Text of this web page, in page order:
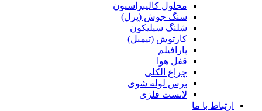
محلول کالیبراسیون
سنگ جوش (پرل)
شلنگ سیلیکون
کارتوش (تیمبل)
پارافیلم
قفل هوا
چراغ الکلی
برس لوله شوی
لانست فلزی
ارتباط با ما